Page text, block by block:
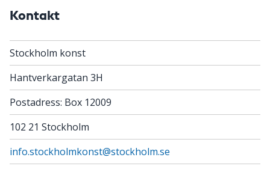
Kontakt
Stockholm konst
Hantverkargatan 3H
Postadress: Box 12009
102 21 Stockholm
info.stockholmkonst@stockholm.se